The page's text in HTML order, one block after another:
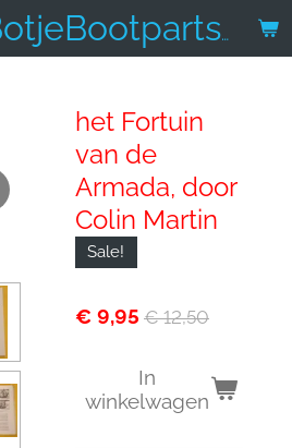
BerendBotjeBootparts.nl
het Fortuin
van de
Armada, door
Colin Martin
Sale!
€ 9,95 € 12,50
In
winkelwagen